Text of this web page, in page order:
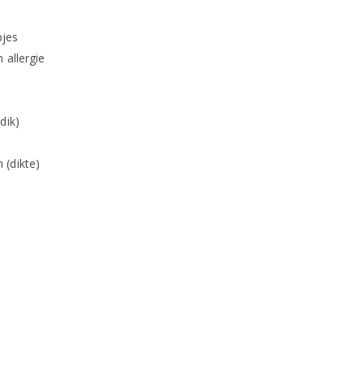
allergie
(dikte)